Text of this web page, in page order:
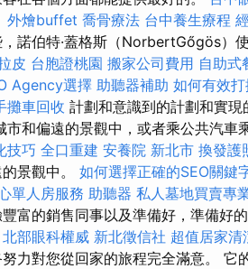
外燴buffet 喬骨療法 台中養生療程
諾伯特·蓋格斯（NorbertGőgös）
皮 台胞證桃園 搬家公司費用 自助式
Agency選擇 助聽器補助 如何有效打
攤車回收 計劃和意識到的計劃和實現
市和偏遠的景觀中，或者乘公共汽車
技巧 全口重建 安養院 新北市 換發護
景觀中。 如何選擇正確的SEO關鍵
單人房服務 助聽器 私人墓地買賣專
富的銷售同事以及準備好，準備好
北部眼科權威 新北徵信社 超值居家
力對您從回家的旅程完全滿意。